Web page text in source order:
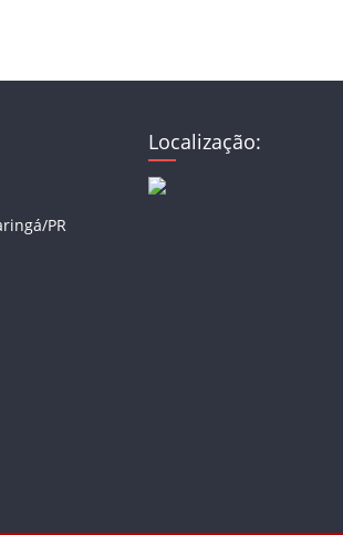
PR
Localização: